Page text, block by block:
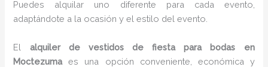
Puedes alquilar uno diferente para cada evento,
adaptándote a la ocasión y el estilo del evento.
El alquiler de vestidos de fiesta para bodas en
Moctezumaes una opción conveniente, económica y